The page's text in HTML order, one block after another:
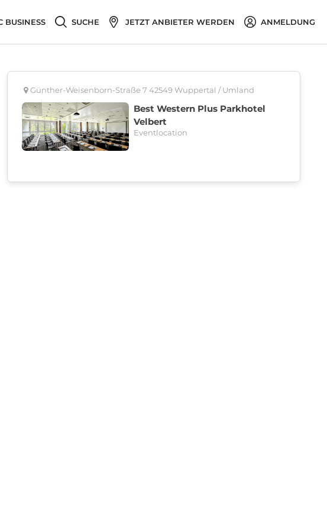
BUSINESS SUCHE JETZT ANBIETER WERDEN ANMELDUNG
Günther-Weisenborn-Straße 7 42549 Wuppertal / Umland
Best Western Plus Parkhotel
Velbert
Eventlocation